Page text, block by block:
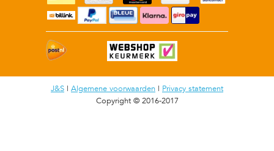
J&S | Algemene voorwaarden | Privacy statement
Copyright © 2016-2017